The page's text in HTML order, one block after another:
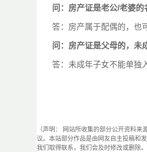
问： 房产证是老公/老婆的
答：房产属于配偶的，也
问： 房产证是父母的，未
答：未成年子女不能单独
（声明： 网站所收集的部分公开资料
议。本站部分作品是由网友自主投稿和
我们取得联系，我们会及时修改或删除。